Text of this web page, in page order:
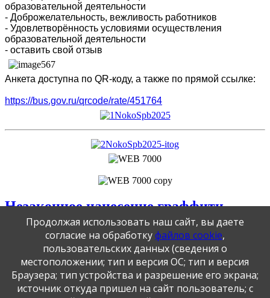
образовательной деятельности
- Доброжелательность, вежливость работников
- Удовлетворённость условиями осуществления
образовательной деятельности
- оставить свой отзыв
Анкета доступна по QR-коду, а также по прямой ссылке:
https://bus.gov.ru/qrcode/rate/451764
Незаконное нанесение граффити
17.02.2026 10:25| |
|
/ 0
Лучший
Продолжая использовать наш сайт, вы даете
согласие на обработкуфайлов cookie,
пользовательских данных (сведения о
местоположении; тип и версия ОС; тип и версия
Браузера; тип устройства и разрешение его экрана;
источник откуда пришел на сайт пользователь; с